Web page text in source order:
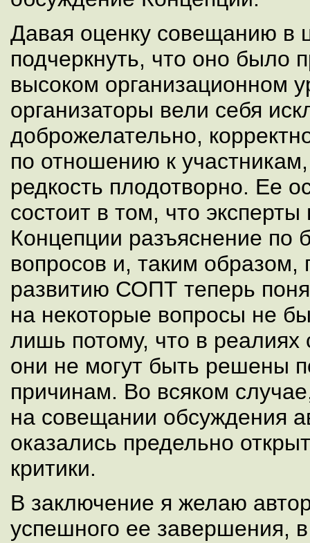
Давая оценку совещанию в
подчеркнуть, что оно было
высоком организационном
организаторы вели себя
доброжелательно,
по отношению к
редкость плодотворно. Ее
состоит в том, что
Концепции разъяснение по
вопросов и, таким
развитию СОПТ теперь
на некоторые вопросы не
лишь потому, что в
они не могут быть решены
причинам. Во всяком
на совещании обсуждения
оказались предельно
критики.
В заключение я желаю
успешного ее завершения,